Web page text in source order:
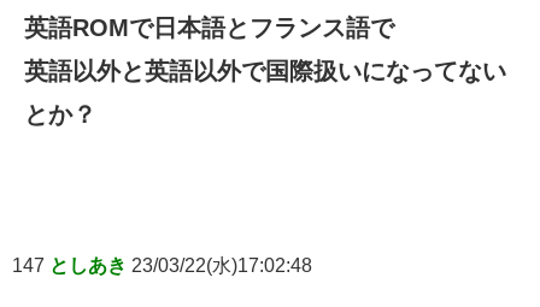
英語ROMで日本語とフランス語で
英語以外と英語以外で国際扱いになってない
とか？
147 としあき 23/03/22(水)17:02:48